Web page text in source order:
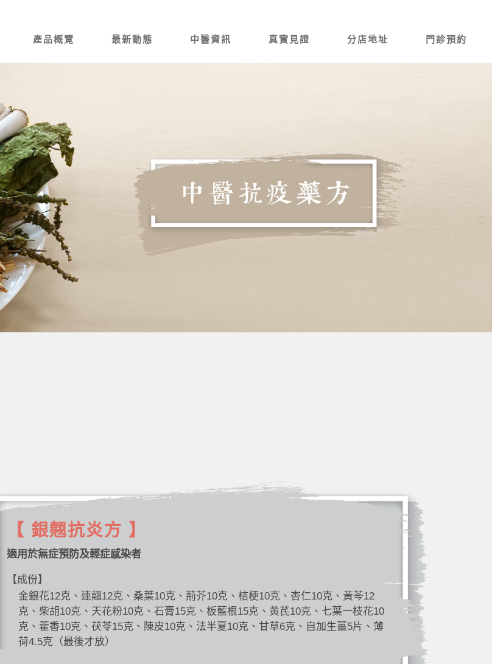
產品概覽 最新動態 中醫資訊 真實見證 分店地址 門診預約
【 銀翹抗炎方 】
適用於無症預防及輕症感染者
【成份】
金銀花12克、連翹12克、桑葉10克、荊芥10克、桔梗10克、杏仁10克、黃芩12
克、柴胡10克、天花粉10克、石膏15克、板藍根15克、黄芪10克、七葉一枝花10
克、藿香10克、茯苓15克、陳皮10克、法半夏10克、甘草6克、自加生薑5片、薄
荷4.5克（最後才放）